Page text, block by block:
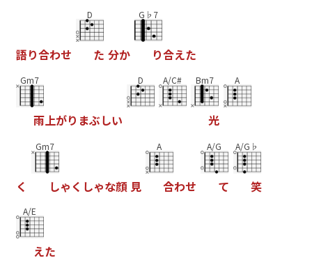
語り合わせ
D
た 分か
G♭7
り合えた
Gm7
雨上がり まぶしい
D A/C# Bm7
光
A
く
Gm7
しゃ く しゃな顔 見
A
合わせ
A/G
て
A/G♭
笑
A/E
えた